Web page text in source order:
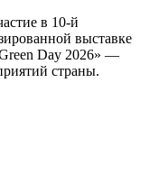
в 10-й
выставке
Day 2026» —
страны.